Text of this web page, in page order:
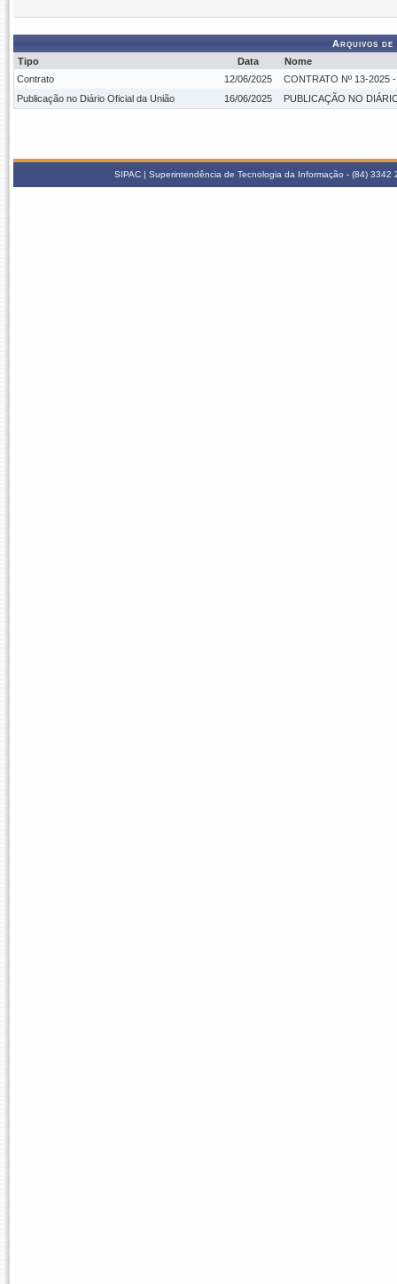
Arquivos
Tipo
Data
Nome
Contrato
12/06/2025
CONTRATO Nº 13-2025
Publicação no Diário Oficial da União
16/06/2025 PUBLICAÇÃO NO
SIPAC | Superintendência de Tecnologia da Informação - (84)